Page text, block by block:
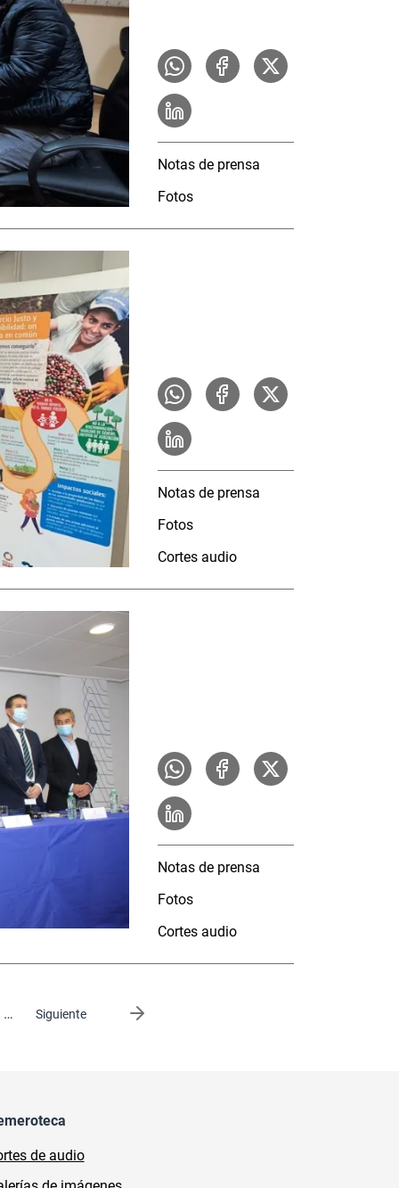
Notas de prensa
Fotos
Notas de prensa
Fotos
Cortes audio
Notas de prensa
Fotos
Cortes audio
… Siguiente
página
de audio